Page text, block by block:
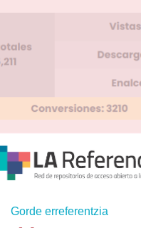
Gorde erreferentzia